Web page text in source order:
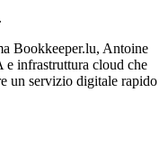
Bookkeeper.lu, Antoine
e infrastruttura cloud che
un servizio digitale rapido